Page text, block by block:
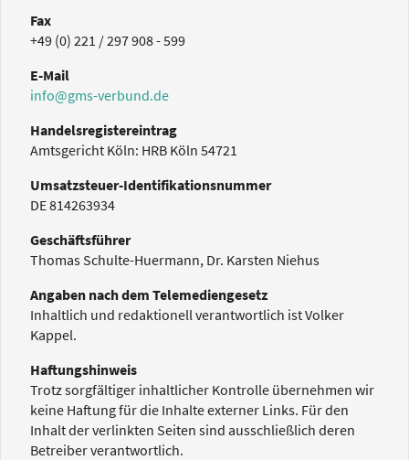
Fax
+49 (0) 221 / 297 908 - 599
E-Mail
info@gms-verbund.de
Handelsregistereintrag
Amtsgericht Köln: HRB Köln 54721
Umsatzsteuer-Identifikationsnummer
DE 814263934
Geschäftsführer
Thomas Schulte-Huermann, Dr. Karsten Niehus
Angaben nach dem Telemediengesetz
Inhaltlich und redaktionell verantwortlich ist Volker
Kappel.
Haftungshinweis
Trotz sorgfältiger inhaltlicher Kontrolle übernehmen wir
keine Haftung für die Inhalte externer Links. Für den
Inhalt der verlinkten Seiten sind ausschließlich deren
Betreiber verantwortlich.